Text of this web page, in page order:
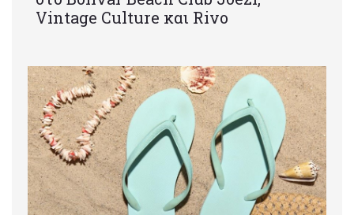
Vintage Culture και Rivo